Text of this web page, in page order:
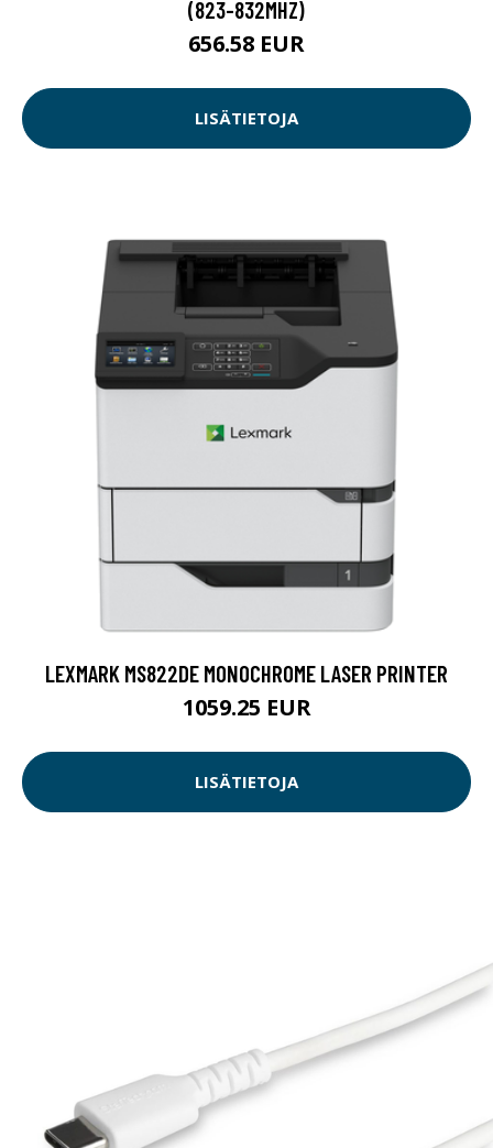
(823-832MHZ)
656.58 EUR
LISÄTIETOJA
LEXMARK MS822DE MONOCHROME LASER PRINTER
1059.25 EUR
LISÄTIETOJA